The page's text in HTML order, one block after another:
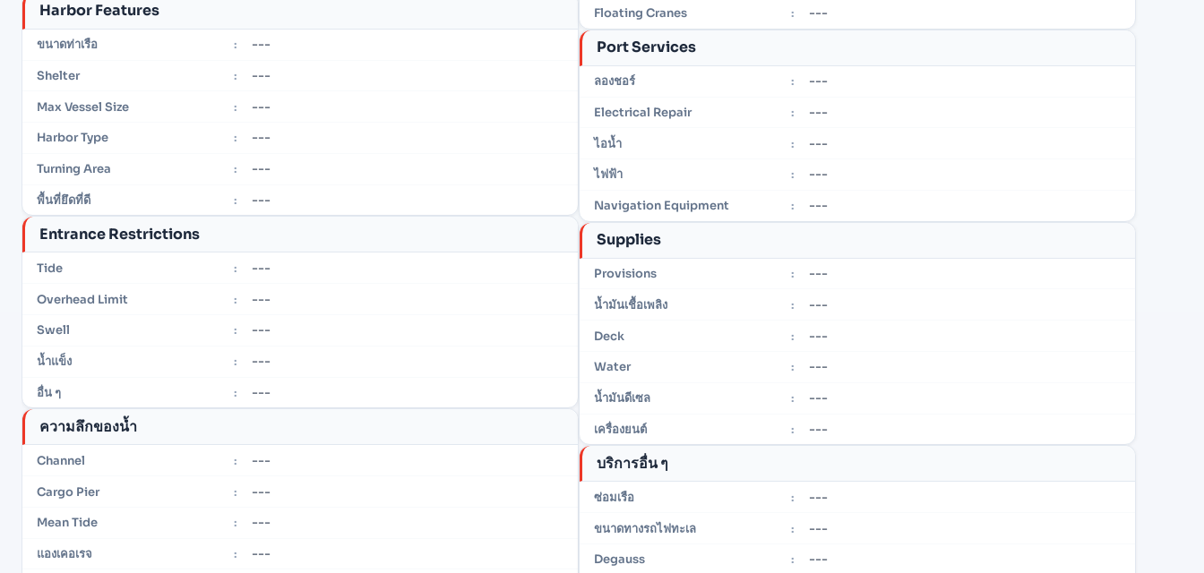
Harbor Features
ขนาดท่าเรือ : ---
Shelter : ---
Max Vessel Size : ---
Harbor Type : ---
Turning Area : ---
พื้นที่ยึดที่ดี : ---
Entrance Restrictions
Tide : ---
Overhead Limit : ---
Swell : ---
น้ำแข็ง : ---
อื่น ๆ : ---
ความลึกของน้ำ
Channel : ---
Cargo Pier : ---
Mean Tide : ---
แองเคอเรจ : ---
Floating Cranes : ---
Port Services
ลองชอร์ : ---
Electrical Repair : ---
ไอน้ำ : ---
ไฟฟ้า : ---
Navigation Equipment : ---
Supplies
Provisions : ---
น้ำมันเชื้อเพลิง : ---
Deck : ---
Water : ---
น้ำมันดีเซล : ---
เครื่องยนต์ : ---
บริการอื่น ๆ
ซ่อมเรือ : ---
ขนาดทางรถไฟทะเล : ---
Degauss : ---